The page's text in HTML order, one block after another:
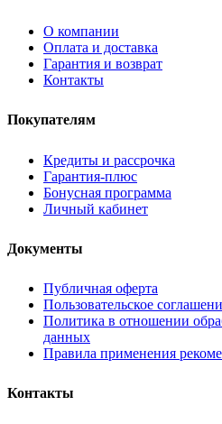
О компании
Оплата и доставка
Гарантия и возврат
Контакты
Покупателям
Кредиты и рассрочка
Гарантия-плюс
Бонусная программа
Личный кабинет
Документы
Публичная оферта
Пользовательское
Политика в отношении
данных
Правила применения
Контакты